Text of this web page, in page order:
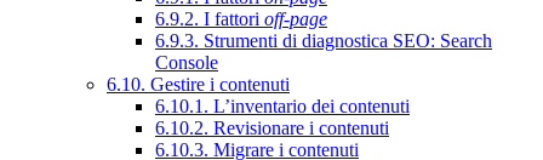
6.9.2. I fattori off-page
6.9.3. Strumenti di diagnostica SEO: Search
Console
6.10. Gestire i contenuti
6.10.1. L’inventario dei contenuti
6.10.2. Revisionare i contenuti
6.10.3. Migrare i contenuti